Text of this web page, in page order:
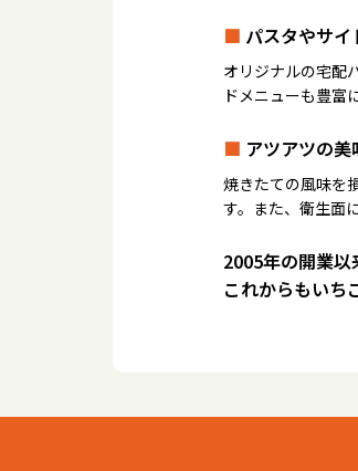
■ パスタやサ
オリジナルの宅配
ドメニューも豊富
■ アツアツの
焼きたての風味を
す。また、衛生面
2005年の開業以
これからもいち